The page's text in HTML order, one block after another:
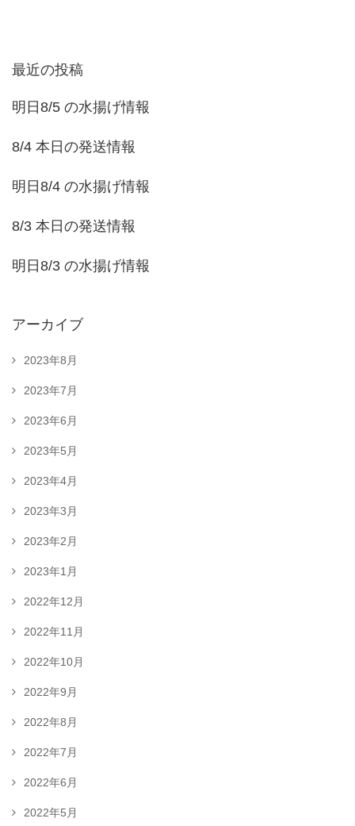
最近の投稿
明日8/5 の水揚げ情報
8/4 本日の発送情報
明日8/4 の水揚げ情報
8/3 本日の発送情報
明日8/3 の水揚げ情報
アーカイブ
2023年8月
2023年7月
2023年6月
2023年5月
2023年4月
2023年3月
2023年2月
2023年1月
2022年12月
2022年11月
2022年10月
2022年9月
2022年8月
2022年7月
2022年6月
2022年5月